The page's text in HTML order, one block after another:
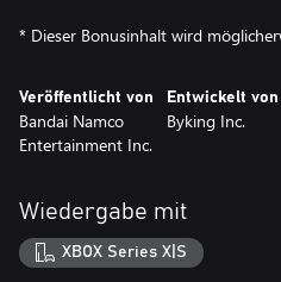
* Dieser Bonusinhalt wird
Veröffentlicht von
Bandai Namco
Entertainment Inc.
Entwickelt von
Byking Inc.
Wiedergabe mit
XBOX Series X|S